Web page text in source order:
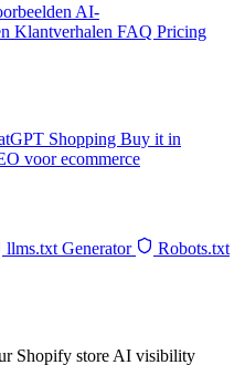
AI-
Klantverhalen FAQ Pricing
Shopping Buy it in
voor ecommerce
llms.txt Generator
Robots.txt
Shopify store AI visibility